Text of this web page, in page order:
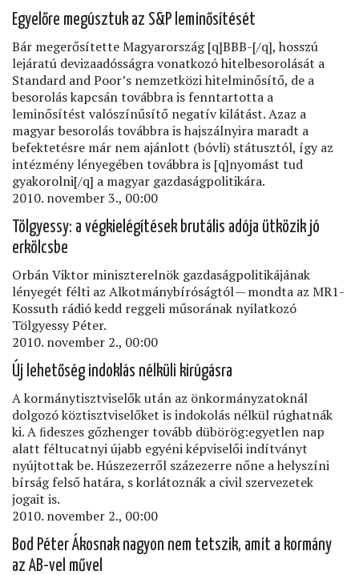
Egyelőre megúsztuk az S&P leminősítését
Bár megerősítette Magyarország [q]BBB-[/q], hosszú
lejáratú devizaadósságra vonatkozó hitelbesorolását a
Standard and Poor’s nemzetközi hitelminősítő, de a
besorolás kapcsán továbbra is fenntartotta a
leminősítést valószínűsítő negatív kilátást. Azaz a
magyar besorolás továbbra is hajszálnyira maradt a
befektetésre már nem ajánlott (bóvli) státusztól, így az
intézmény lényegében továbbra is [q]nyomást tud
gyakorolni[/q] a magyar gazdaságpolitikára.
2010. november 3., 00:00
Tölgyessy: a végkielégítések brutális adója ütközik jó
erkölcsbe
Orbán Viktor miniszterelnök gazdaságpolitikájának
lényegét félti az Alkotmánybíróságtól — mondta az MR1-
Kossuth rádió kedd reggeli műsorának nyilatkozó
Tölgyessy Péter.
2010. november 2., 00:00
Új lehetőség indoklás nélküli kirúgásra
A kormánytisztviselők után az önkormányzatoknál
dolgozó köztisztviselőket is indokolás nélkül rúghatnák
ki. A ﬁdeszes gőzhenger tovább dübörög:egyetlen nap
alatt féltucatnyi újabb egyéni képviselői indítványt
nyújtottak be. Húszezerről százezerre nőne a helyszíni
bírság felső határa, s korlátoznák a civil szervezetek
jogait is.
2010. november 2., 00:00
Bod Péter Ákosnak nagyon nem tetszik, amit a kormány
az AB-vel művel